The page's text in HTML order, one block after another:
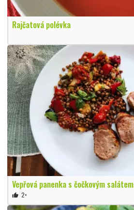
Rajčatová polévka
Vepřová panenka s čočkovým salátem
thumb_up 2×